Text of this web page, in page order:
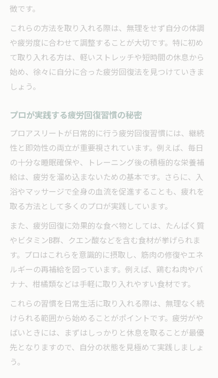
徴です。
これらの方法を取り入れる際は、無理をせず自分の体調
や疲労度に合わせて調整することが大切です。特に初め
て取り入れる方は、軽いストレッチや短時間の休息から
始め、徐々に自分に合った疲労回復法を見つけていきま
しょう。
プロが実践する疲労回復習慣の秘密
プロアスリートが日常的に行う疲労回復習慣には、継続
性と即効性の両立が重要視されています。例えば、毎日
の十分な睡眠確保や、トレーニング後の積極的な栄養補
給は、疲労を溜め込まないための基本です。さらに、入
浴やマッサージで全身の血流を促進することも、疲れを
取る方法として多くのプロが実践しています。
また、疲労回復に効果的な食べ物としては、たんぱく質
やビタミンB群、クエン酸などを含む食材が挙げられま
す。プロはこれらを意識的に摂取し、筋肉の修復やエネ
ルギーの再補給を図っています。例えば、鶏むね肉やバ
ナナ、柑橘類などは手軽に取り入れやすい食材です。
これらの習慣を日常生活に取り入れる際は、無理なく続
けられる範囲から始めることがポイントです。疲労がや
ばいときには、まずはしっかりと休息を取ることが最優
先となりますので、自分の状態を見極めて実践しましょ
う。